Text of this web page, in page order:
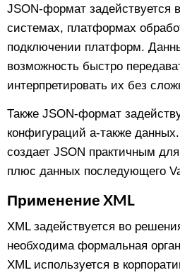
JSON-формат задействуется
системах, платформах
подключении платформ.
возможность быстро
интерпретировать их без
Также JSON-формат
конфигураций а-также
создает JSON практичным
плюс данных последующего
Применение XML
XML задействуется во
необходима формальная
XML используется в